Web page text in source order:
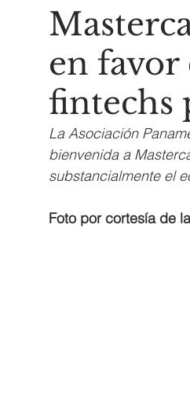
en
fintechs
La Asociación
bienvenida a
substancialmente el
Foto por cortesía de